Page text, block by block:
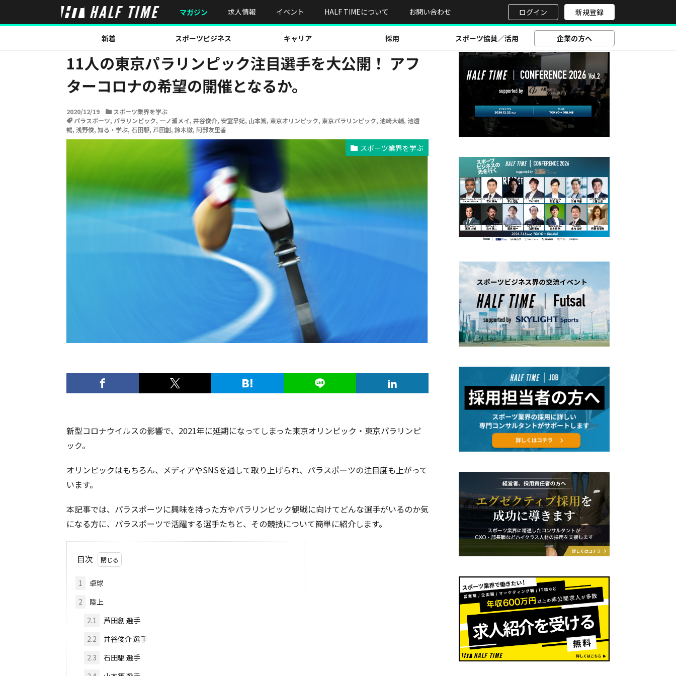
マガジン 求人情報 イベント HALF TIMEについて お問い合わせ ログイン 新規登録
新着 スポーツビジネス キャリア 採用 スポーツ協賛／活用 企業の方へ
HOME スポーツ業界を学ぶ 11人の東京パラリンピック注目選手を大公開！ アフターコロナの希望の開催となるか。
11人の東京パラリンピック注目選手を大公開！ アフ
ターコロナの希望の開催となるか。
2020/12/19
スポーツ業界を学ぶ
パラスポーツ, パラリンピック, 一ノ瀬メイ, 井谷俊介, 安室早妃, 山本篤, 東京オリンピック, 東京パラリンピック, 池崎大輔, 池透
暢, 浅野俊, 知る・学ぶ, 石田駆, 芦田創, 鈴木徹, 阿部友里香
スポーツ業界を学ぶ
新型コロナウイルスの影響で、2021年に延期になってしまった東京オリンピック・東京パラリンピ
ック。
オリンピックはもちろん、メディアやSNSを通して取り上げられ、パラスポーツの注目度も上がって
います。
本記事では、パラスポーツに興味を持った方やパラリンピック観戦に向けてどんな選手がいるのか気
になる方に、パラスポーツで活躍する選手たちと、その競技について簡単に紹介します。
目次
1
卓球
2
陸上
2.1
芦田創 選手
2.2
井谷俊介 選手
2.3
石田駆 選手